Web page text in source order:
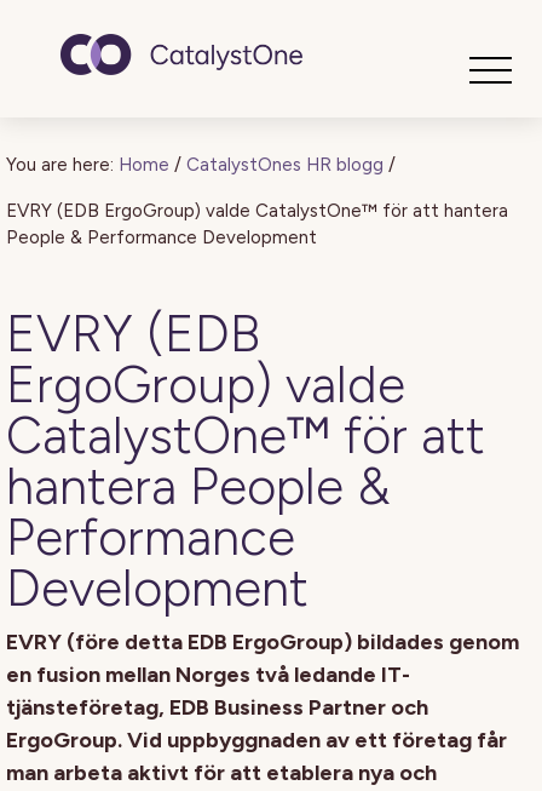
You are here: Home / CatalystOnes HR blogg /
EVRY (EDB ErgoGroup) valde CatalystOne™ för att hantera
People & Performance Development
EVRY (EDB
ErgoGroup) valde
CatalystOne™ för att
hantera People &
Performance
Development
EVRY (före detta EDB ErgoGroup) bildades genom
en fusion mellan Norges två ledande IT-
tjänsteföretag, EDB Business Partner och
ErgoGroup. Vid uppbyggnaden av ett företag får
man arbeta aktivt för att etablera nya och